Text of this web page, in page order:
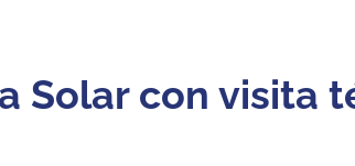
Solar con visita